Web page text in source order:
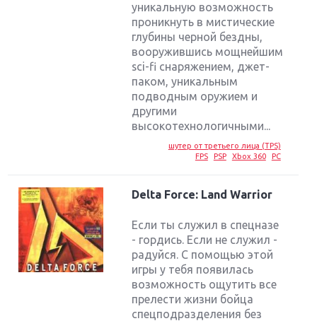
уникальную возможность
проникнуть в мистические
глубины черной бездны,
вооружившись мощнейшим
sci-fi снаряжением, джет-
паком, уникальным
подводным оружием и
другими
высокотехнологичными...
шутер от третьего лица (TPS)
FPS
PSP Xbox 360 PC
Delta Force: Land Warrior
Если ты служил в спецназе
- гордись. Если не служил -
радуйся. C помощью этой
игры у тебя появилась
возможность ощутить все
прелести жизни бойца
спецподразделения без